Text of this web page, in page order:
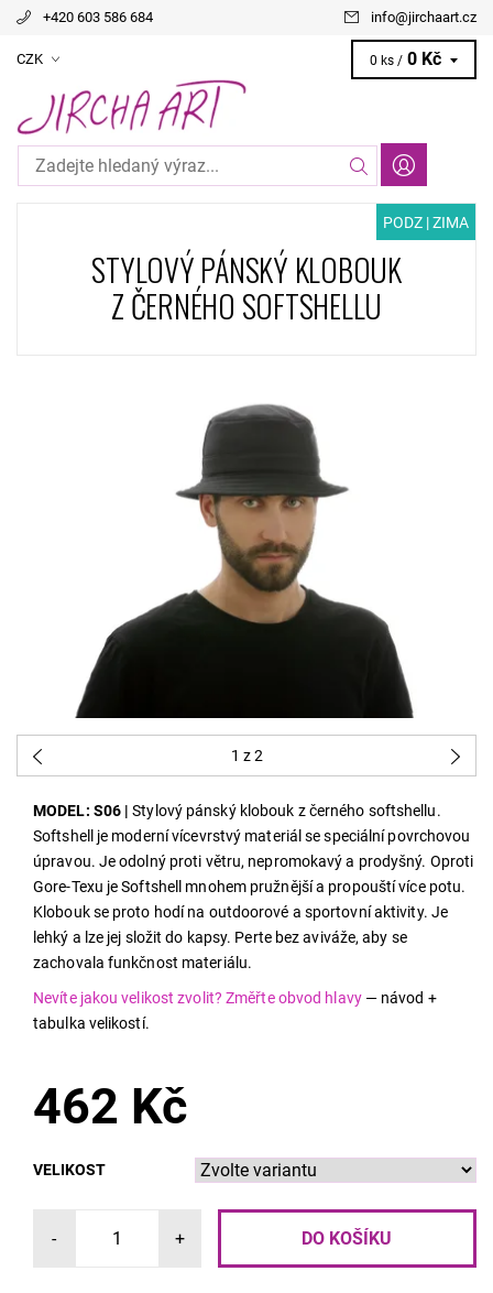
+420 603 586 684 info@jirchaart.cz
CZK 0 ks / 0 Kč
PODZ | ZIMA
STYLOVÝ PÁNSKÝ KLOBOUK
Z ČERNÉHO SOFTSHELLU
1 z 2
MODEL: S06 | Stylový pánský klobouk z černého softshellu.
Softshell je moderní vícevrstvý materiál se speciální povrchovou
úpravou. Je odolný proti větru, nepromokavý a prodyšný. Oproti
Gore-Texu je Softshell mnohem pružnější a propouští více potu.
Klobouk se proto hodí na outdoorové a sportovní aktivity. Je
lehký a lze jej složit do kapsy. Perte bez aviváže, aby se
zachovala funkčnost materiálu.
Nevíte jakou velikost zvolit? Změřte obvod hlavy— návod +
tabulka velikostí.
462 Kč
VELIKOST
- +